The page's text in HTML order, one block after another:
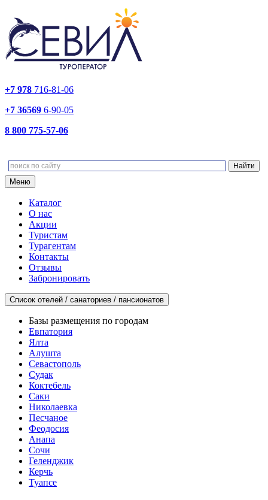
+7 978 716-81-06
+7 36569 6-90-05
8 800 775-57-06
Меню
Каталог
О нас
Акции
Туристам
Турагентам
Контакты
Отзывы
Забронировать
Список отелей / санаториев / пансионатов
Базы размещения по городам
Евпатория
Ялта
Алушта
Севастополь
Судак
Коктебель
Саки
Николаевка
Песчаное
Феодосия
Анапа
Сочи
Геленджик
Керчь
Туапсе